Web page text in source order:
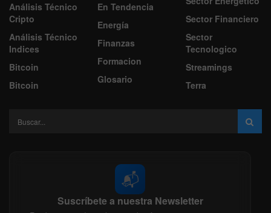
Análisis Técnico
Cripto
Análisis Técnico
Indices
Bitcoin
Bitcoin
En Tendencia
Energía
Finanzas
Formacion
Glosario
Sector Financiero
Sector
Tecnologico
Streamings
Terra
📬
Suscríbete a nuestra Newsletter